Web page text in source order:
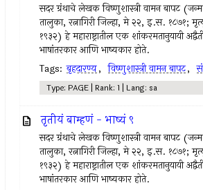
सदर ग्रंथाचे लेखक विष्णुशास्त्री वामन बापट
तालुका, रत्नागिरी जिल्हा, मे २२, इ.स. १८७१;
१९३२) हे महाराष्ट्रातील एक शांकरमतानुयायी
भाषांतरकार आणि भाष्यकार होते.
Tags: बृहदारण्य, विष्णुशास्त्री वामन बापट,
Type: PAGE | Rank: 1 | Lang: sa
तृतीयं बाम्हणं - भाष्यं ९
सदर ग्रंथाचे लेखक विष्णुशास्त्री वामन बापट
तालुका, रत्नागिरी जिल्हा, मे २२, इ.स. १८७१;
१९३२) हे महाराष्ट्रातील एक शांकरमतानुयायी
भाषांतरकार आणि भाष्यकार होते.